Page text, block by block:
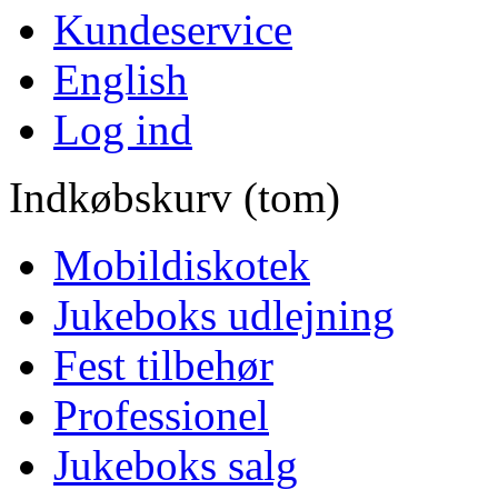
Kundeservice
English
Log ind
Indkøbskurv (tom)
Mobildiskotek
Jukeboks udlejning
Fest tilbehør
Professionel
Jukeboks salg